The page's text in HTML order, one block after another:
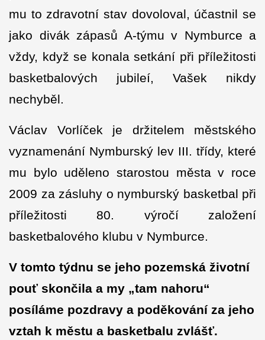
mu to zdravotní stav dovoloval, účastnil se
jako divák zápasů A-týmu v Nymburce a
vždy, když se konala setkání při příležitosti
basketbalových jubileí, Vašek nikdy
nechyběl.
Václav Vorlíček je držitelem městského
vyznamenání Nymburský lev III. třídy, které
mu bylo uděleno starostou města v roce
2009 za zásluhy o nymburský basketbal při
příležitosti 80. výročí založení
basketbalového klubu v Nymburce.
V tomto týdnu se jeho pozemská životní
pouť skončila a my „tam nahoru“
posíláme pozdravy a poděkování za jeho
vztah k městu a basketbalu zvlášť.